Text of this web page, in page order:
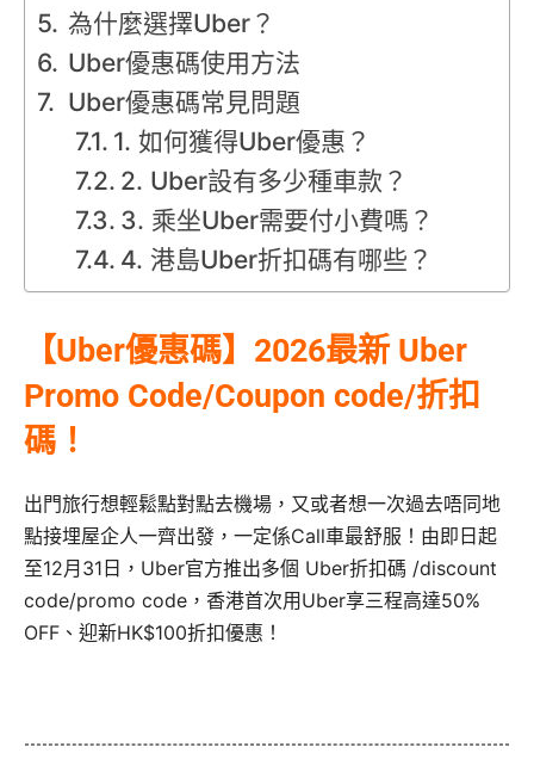
為什麼選擇Uber？
Uber優惠碼使用方法
Uber優惠碼常見問題
1. 如何獲得Uber優惠？
2. Uber設有多少種車款？
3. 乘坐Uber需要付小費嗎？
4. 港島Uber折扣碼有哪些？
【Uber優惠碼】2026最新 Uber
Promo Code/Coupon code/折扣
碼！
出門旅行想輕鬆點對點去機場，又或者想一次過去唔同地
點接埋屋企人一齊出發，一定係Call車最舒服！由即日起
至12月31日，Uber官方推出多個 Uber折扣碼 /discount
code/promo code，香港首次用Uber享三程高達50%
OFF、迎新HK$100折扣優惠！